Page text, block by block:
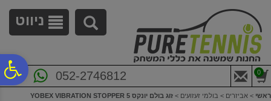
נגישות
ניווט
052-2746812 0
ראשי > אביזרים > בולמי זעזועים > זוג בולם יונקס YOBEX VIBRATION STOPPER 5